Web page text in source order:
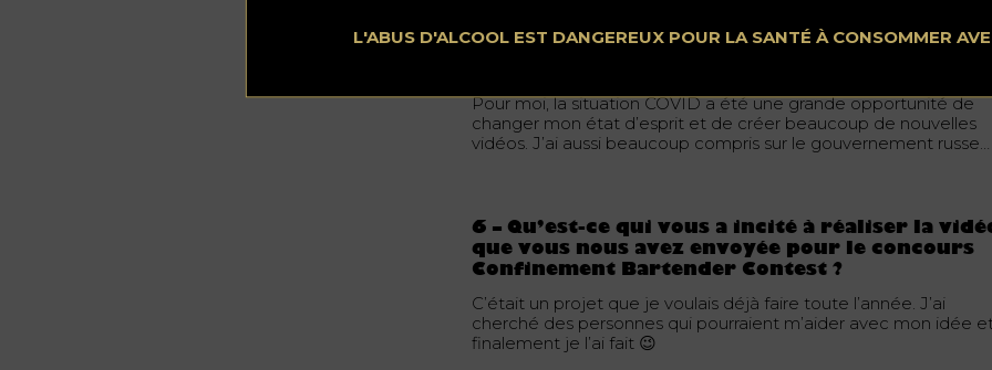
L'ABUS D'ALCOOL EST DANGEREUX POUR LA SANTÉ À CONSOMMER
Pour moi, la situation COVID a été une grande opportunité de
changer mon état d’esprit et de créer beaucoup de nouvelles
vidéos. J’ai aussi beaucoup compris sur le gouvernement russe…
6 – Qu’est-ce qui vous a incité à réaliser la
que vous nous avez envoyée pour le concours
Confinement Bartender Contest ?
C’était un projet que je voulais déjà faire toute l’année. J’ai
cherché des personnes qui pourraient m’aider avec mon idée
finalement je l’ai fait 😉